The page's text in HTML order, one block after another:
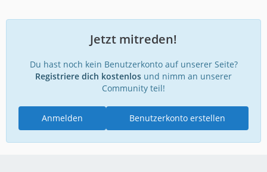
Jetzt mitreden!
Du hast noch kein Benutzerkonto auf unserer Seite?
Registriere dich kostenlos und nimm an unserer
Community teil!
Benutzerkonto erstellen
Anmelden